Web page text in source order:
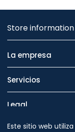
Store information
La empresa
Servicios
Legal
Seguridad
Este sitio web